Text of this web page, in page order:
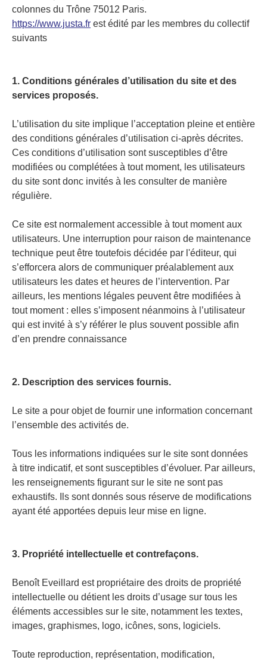
colonnes du Trône 75012 Paris.
https://www.justa.fr est édité par les membres du collectif
suivants
1. Conditions générales d’utilisation du site et des
services proposés.
L’utilisation du site implique l’acceptation pleine et entière
des conditions générales d’utilisation ci-après décrites.
Ces conditions d’utilisation sont susceptibles d’être
modifiées ou complétées à tout moment, les utilisateurs
du site sont donc invités à les consulter de manière
régulière.
Ce site est normalement accessible à tout moment aux
utilisateurs. Une interruption pour raison de maintenance
technique peut être toutefois décidée par l'éditeur, qui
s’efforcera alors de communiquer préalablement aux
utilisateurs les dates et heures de l’intervention. Par
ailleurs, les mentions légales peuvent être modifiées à
tout moment : elles s’imposent néanmoins à l’utilisateur
qui est invité à s’y référer le plus souvent possible afin
d’en prendre connaissance
2. Description des services fournis.
Le site a pour objet de fournir une information concernant
l’ensemble des activités de.
Tous les informations indiquées sur le site sont données
à titre indicatif, et sont susceptibles d’évoluer. Par ailleurs,
les renseignements figurant sur le site ne sont pas
exhaustifs. Ils sont donnés sous réserve de modifications
ayant été apportées depuis leur mise en ligne.
3. Propriété intellectuelle et contrefaçons.
Benoît Eveillard est propriétaire des droits de propriété
intellectuelle ou détient les droits d’usage sur tous les
éléments accessibles sur le site, notamment les textes,
images, graphismes, logo, icônes, sons, logiciels.
Toute reproduction, représentation, modification,